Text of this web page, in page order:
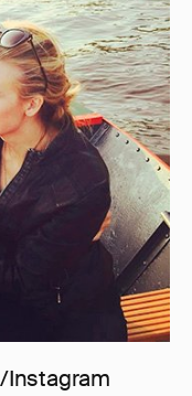
Instagram